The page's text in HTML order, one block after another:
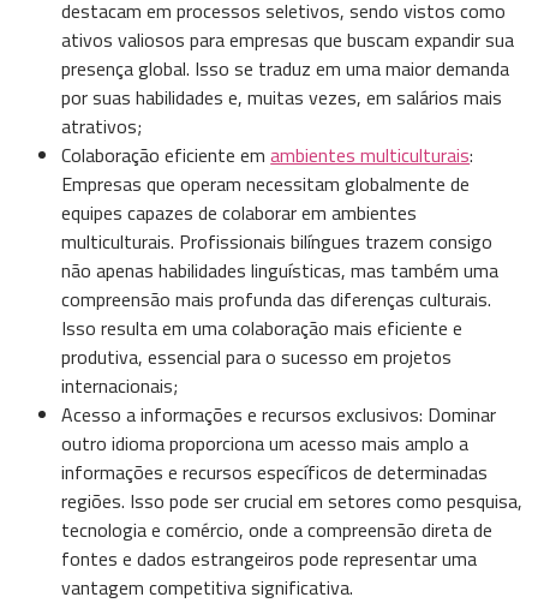
destacam em processos seletivos, sendo vistos como
ativos valiosos para empresas que buscam expandir sua
presença global. Isso se traduz em uma maior demanda
por suas habilidades e, muitas vezes, em salários mais
atrativos;
Colaboração eficiente emambientes multiculturais:
Empresas que operam necessitam globalmente de
equipes capazes de colaborar em ambientes
multiculturais. Profissionais bilíngues trazem consigo
não apenas habilidades linguísticas, mas também uma
compreensão mais profunda das diferenças culturais.
Isso resulta em uma colaboração mais eficiente e
produtiva, essencial para o sucesso em projetos
internacionais;
Acesso a informações e recursos exclusivos: Dominar
outro idioma proporciona um acesso mais amplo a
informações e recursos específicos de determinadas
regiões. Isso pode ser crucial em setores como pesquisa,
tecnologia e comércio, onde a compreensão direta de
fontes e dados estrangeiros pode representar uma
vantagem competitiva significativa.